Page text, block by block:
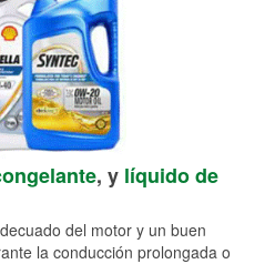
, y líquido de
del motor y un buen
la conducción prolongada o